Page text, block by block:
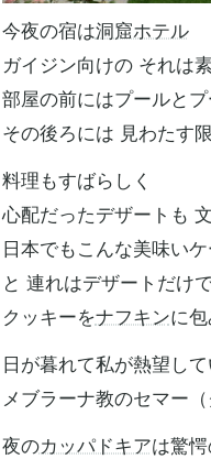
今夜の宿は洞窟ホテル
ガイジン向けの それは
部屋の前にはプールと
その後ろには 見わたす
料理もすばらしく
心配だったデザートも
日本でもこんな美味い
と 連れはデザートだけ
クッキーをナフキンに
日が暮れて私が熱望して
メブラーナ教のセマー
夜のカッパドキアは驚